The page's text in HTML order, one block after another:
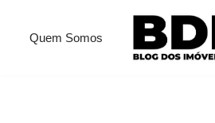
PularQuem Somos